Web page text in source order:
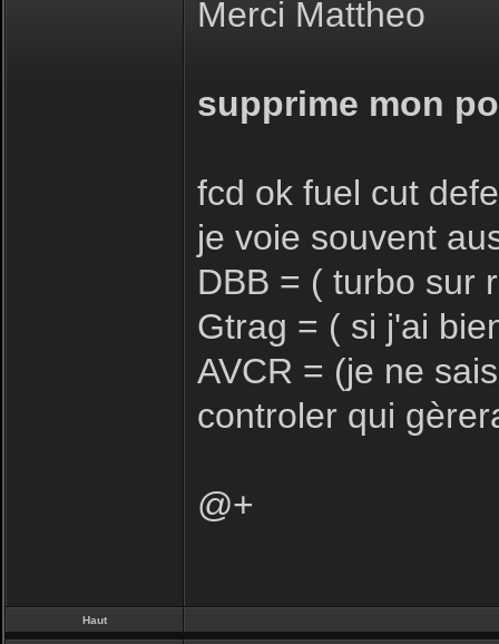
Merci Mattheo
supprime mon
fcd ok fuel cut
je voie souvent
DBB = ( turbo sur
Gtrag = ( si j'ai
AVCR = (je ne
controler qui
@+
Haut